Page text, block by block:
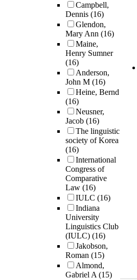
Campbell,
Dennis (16)
Glendon,
Mary Ann (16)
Maine,
Henry Sumner
(16)
Anderson,
John M (16)
Heine, Bernd
(16)
Neusner,
Jacob (16)
The linguistic
society of Korea
(16)
International
Congress of
Comparative
Law (16)
IULC (16)
Indiana
University
Linguistics Club
(IULC) (16)
Jakobson,
Roman (15)
Almond,
Gabriel A(15)